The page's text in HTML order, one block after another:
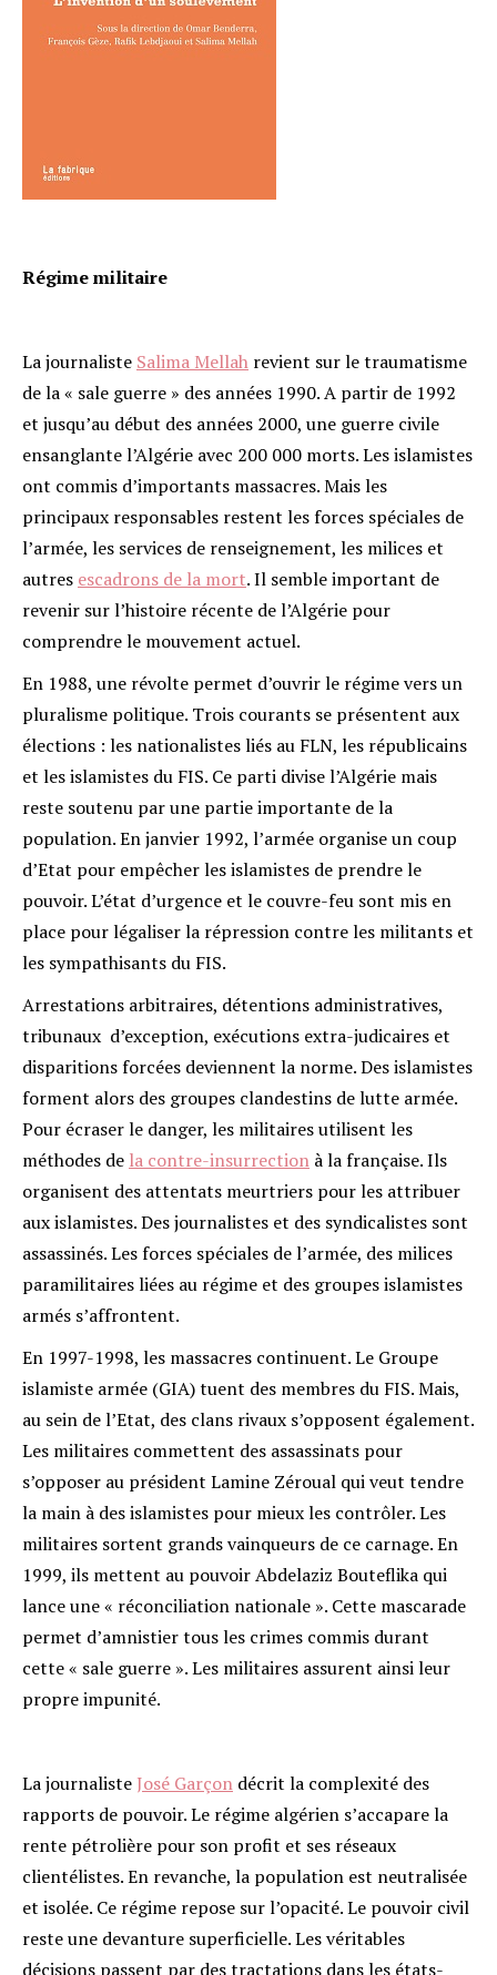
Régime militaire
La journaliste Salima Mellah revient sur le traumatisme
de la « sale guerre » des années 1990. A partir de 1992
et jusqu’au début des années 2000, une guerre civile
ensanglante l’Algérie avec 200 000 morts. Les islamistes
ont commis d’importants massacres. Mais les
principaux responsables restent les forces spéciales de
l’armée, les services de renseignement, les milices et
autres escadrons de la mort. Il semble important de
revenir sur l’histoire récente de l’Algérie pour
comprendre le mouvement actuel.
En 1988, une révolte permet d’ouvrir le régime vers un
pluralisme politique. Trois courants se présentent aux
élections : les nationalistes liés au FLN, les républicains
et les islamistes du FIS. Ce parti divise l’Algérie mais
reste soutenu par une partie importante de la
population. En janvier 1992, l’armée organise un coup
d’Etat pour empêcher les islamistes de prendre le
pouvoir. L’état d’urgence et le couvre-feu sont mis en
place pour légaliser la répression contre les militants et
les sympathisants du FIS.
Arrestations arbitraires, détentions administratives,
tribunaux d’exception, exécutions extra-judicaires et
disparitions forcées deviennent la norme. Des islamistes
forment alors des groupes clandestins de lutte armée.
Pour écraser le danger, les militaires utilisent les
méthodes de la contre-insurrection à la française. Ils
organisent des attentats meurtriers pour les attribuer
aux islamistes. Des journalistes et des syndicalistes sont
assassinés. Les forces spéciales de l’armée, des milices
paramilitaires liées au régime et des groupes islamistes
armés s’affrontent.
En 1997-1998, les massacres continuent. Le Groupe
islamiste armée (GIA) tuent des membres du FIS. Mais,
au sein de l’Etat, des clans rivaux s’opposent également.
Les militaires commettent des assassinats pour
s’opposer au président Lamine Zéroual qui veut tendre
la main à des islamistes pour mieux les contrôler. Les
militaires sortent grands vainqueurs de ce carnage. En
1999, ils mettent au pouvoir Abdelaziz Bouteflika qui
lance une « réconciliation nationale ». Cette mascarade
permet d’amnistier tous les crimes commis durant
cette « sale guerre ». Les militaires assurent ainsi leur
propre impunité.
La journaliste José Garçon décrit la complexité des
rapports de pouvoir. Le régime algérien s’accapare la
rente pétrolière pour son profit et ses réseaux
clientélistes. En revanche, la population est neutralisée
et isolée. Ce régime repose sur l’opacité. Le pouvoir civil
reste une devanture superficielle. Les véritables
décisions passent par des tractations dans les états-